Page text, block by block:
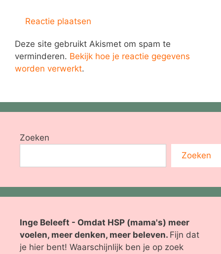
Deze site gebruikt Akismet om spam te
verminderen. Bekijk hoe je reactie gegevens
worden verwerkt.
Zoeken
Zoeken
Inge Beleeft - Omdat HSP (mama's) meer
voelen, meer denken, meer beleven. Fijn dat
je hier bent! Waarschijnlijk ben je op zoek